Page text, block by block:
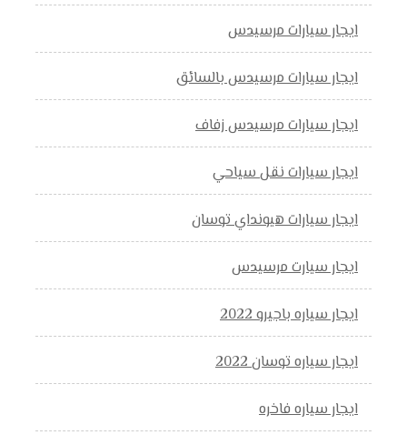
ايجار سيارات مرسيدس
ايجار سيارات مرسيدس بالسائق
ايجار سيارات مرسيدس زفاف
ايجار سيارات نقل سياحي
ايجار سيارات هيونداي توسان
ايجار سيارت مرسيدس
ايجار سياره باجيرو 2022
ايجار سياره توسان 2022
ايجار سياره فاخره